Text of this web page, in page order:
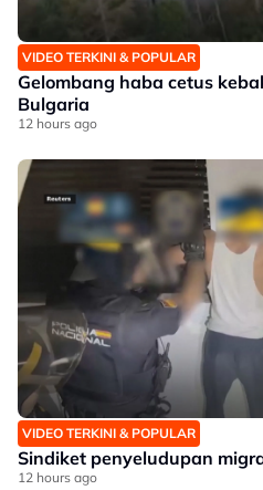
VIDEO TERKINI & POPULAR
Gelombang haba cetus
Bulgaria
12 hours ago
VIDEO TERKINI & POPULAR
Sindiket penyeludupan
12 hours ago